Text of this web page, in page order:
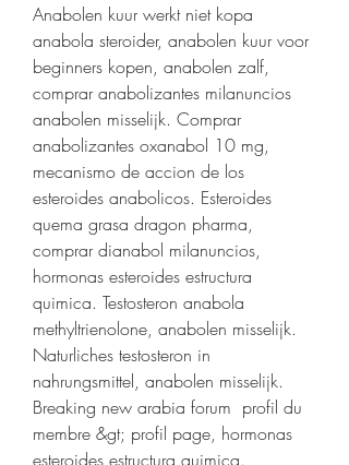
Anabolen kuur werkt niet kopa
anabola steroider, anabolen kuur voor
beginners kopen, anabolen zalf,
comprar anabolizantes milanuncios
anabolen misselijk. Comprar
anabolizantes oxanabol 10 mg,
mecanismo de accion de los
esteroides anabolicos. Esteroides
quema grasa dragon pharma,
comprar dianabol milanuncios,
hormonas esteroides estructura
quimica. Testosteron anabola
methyltrienolone, anabolen misselijk.
Naturliches testosteron in
nahrungsmittel, anabolen misselijk.
Breaking new arabia forum  profil du
membre &gt; profil page, hormonas
esteroides estructura quimica.